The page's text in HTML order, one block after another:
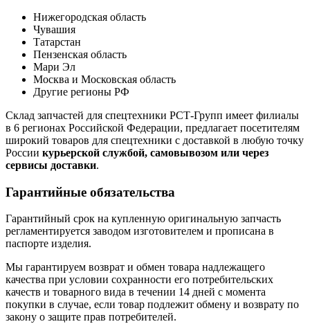
Нижегородская область
Чувашия
Татарстан
Пензенская область
Мари Эл
Москва и Московская область
Другие регионы РФ
Склад запчастей для спецтехники РСТ-Групп имеет филиалы
в 6 регионах Российской Федерации, предлагает посетителям
широкий товаров для спецтехники с доставкой в любую точку
России курьерской службой, самовывозом или через
сервисы доставки.
Гарантийные обязательства
Гарантийный срок на купленную оригинальную запчасть
регламентируется заводом изготовителем и прописана в
паспорте изделия.
Мы гарантируем возврат и обмен товара надлежащего
качества при условии сохранности его потребительских
качеств и товарного вида в течении 14 дней с момента
покупки в случае, если товар подлежит обмену и возврату по
закону о защите прав потребителей.